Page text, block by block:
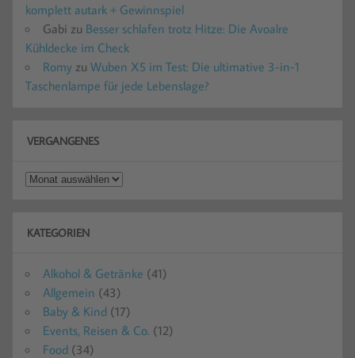
komplett autark + Gewinnspiel
Gabi zu Besser schlafen trotz Hitze: Die Avoalre
Kühldecke im Check
Romy zu Wuben X5 im Test: Die ultimative 3-in-1
Taschenlampe für jede Lebenslage?
VERGANGENES
Vergangenes
KATEGORIEN
Alkohol & Getränke (41)
Allgemein (43)
Baby & Kind (17)
Events, Reisen & Co. (12)
Food (34)